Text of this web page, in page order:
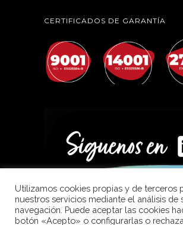
CERTIFICADOS DE GARANTÍA
Utilizamos cookies propias y de terceros
nuestros servicios mediante el análisis de
navegación. Puede aceptar las cookies
botón «Acepto» o configurarlas o